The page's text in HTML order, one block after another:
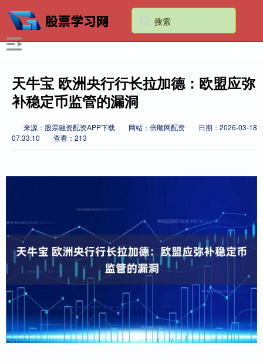
天牛宝 欧洲央行行长拉加德：欧盟应弥
补稳定币监管的漏洞
来源：股票融资配资APP下载 网站：倍顺网配资
日期：2026-03-18
07:33:10
查看：213